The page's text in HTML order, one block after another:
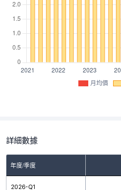
月均價
詳細數據
年度/季度
2026-Q1